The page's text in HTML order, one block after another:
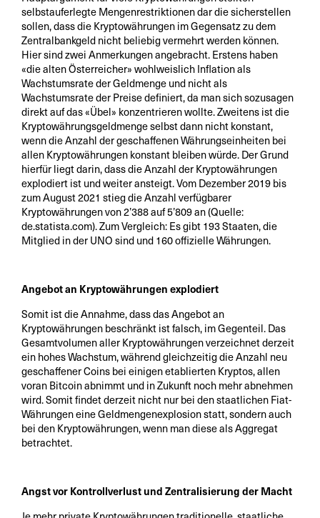
selbstauferlegte Mengenrestriktionen dar die sicherstellen
sollen, dass die Kryptowährungen im Gegensatz zu dem
Zentralbankgeld nicht beliebig vermehrt werden können.
Hier sind zwei Anmerkungen angebracht. Erstens haben
«die alten Österreicher» wohlweislich Inflation als
Wachstumsrate der Geldmenge und nicht als
Wachstumsrate der Preise definiert, da man sich sozusagen
direkt auf das «Übel» konzentrieren wollte. Zweitens ist die
Kryptowährungsgeldmenge selbst dann nicht konstant,
wenn die Anzahl der geschaffenen Währungseinheiten bei
allen Kryptowährungen konstant bleiben würde. Der Grund
hierfür liegt darin, dass die Anzahl der Kryptowährungen
explodiert ist und weiter ansteigt. Vom Dezember 2019 bis
zum August 2021 stieg die Anzahl verfügbarer
Kryptowährungen von 2’388 auf 5’809 an (Quelle:
de.statista.com). Zum Vergleich: Es gibt 193 Staaten, die
Mitglied in der UNO sind und 160 offizielle Währungen.
Angebot an Kryptowährungen explodiert
Somit ist die Annahme, dass das Angebot an
Kryptowährungen beschränkt ist falsch, im Gegenteil. Das
Gesamtvolumen aller Kryptowährungen verzeichnet derzeit
ein hohes Wachstum, während gleichzeitig die Anzahl neu
geschaffener Coins bei einigen etablierten Kryptos, allen
voran Bitcoin abnimmt und in Zukunft noch mehr abnehmen
wird. Somit findet derzeit nicht nur bei den staatlichen Fiat-
Währungen eine Geldmengenexplosion statt, sondern auch
bei den Kryptowährungen, wenn man diese als Aggregat
betrachtet.
Angst vor Kontrollverlust und Zentralisierung der Macht